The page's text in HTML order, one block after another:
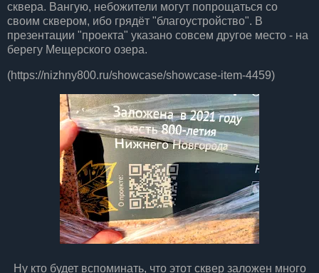
сквера. Вангую, небожители могут попрощаться со
своим сквером, ибо грядёт "благоустройство". В
презентации "проекта" указано совсем другое место - на
берегу Мещерского озера.
(https://nizhny800.ru/showcase/showcase-item-4459)
Ну кто будет вспоминать, что этот сквер заложен много